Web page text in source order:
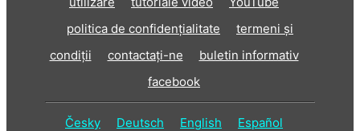
politica de confidențialitate
termeni și
condiții
contactaţi-ne
buletin informativ
facebook
Česky Deutsch English Español